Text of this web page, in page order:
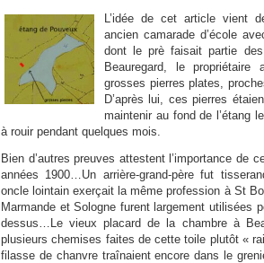
L’idée de cet article vient
ancien camarade d’école
dont le prè faisait partie
Beauregard, le
grosses pierres plates,
D’après lui, ces pierres
maintenir au fond de l’étang
à rouir pendant quelques mois.
Bien d’autres preuves attestent l’importance de
années 1900…Un arrière-grand-père fut
oncle lointain exerçait la même profession à St
Marmande et Sologne furent largement utilisées
dessus…Le vieux placard de la chambre à
plusieurs chemises faites de cette toile plutôt «
filasse de chanvre traînaient encore dans le